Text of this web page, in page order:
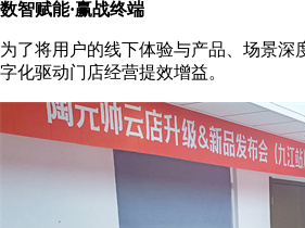
数智赋能·赢战终端
为了将用户的线下体验与产品、场景
字化驱动门店经营提效增益。